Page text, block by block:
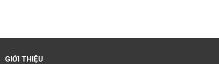
GIỚI THIỆU